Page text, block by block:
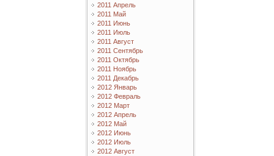
2011 Апрель
2011 Май
2011 Июнь
2011 Июль
2011 Август
2011 Сентябрь
2011 Октябрь
2011 Ноябрь
2011 Декабрь
2012 Январь
2012 Февраль
2012 Март
2012 Апрель
2012 Май
2012 Июнь
2012 Июль
2012 Август